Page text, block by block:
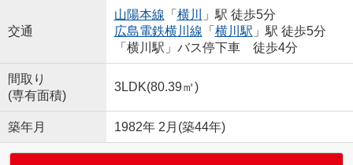
交通
山陽本線 「 横川
」駅 徒歩5分
広島電鉄横川線 「 横川駅 」駅 徒歩5分
「横川駅」バス停下車 徒歩4分
間取り
(専有面積)
3LDK(80.39㎡)
築年月 1982年 2月(築44年)